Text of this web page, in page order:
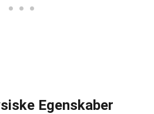
Egenskaber